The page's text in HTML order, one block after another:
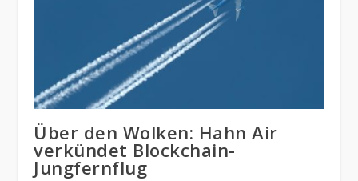
Über den Wolken: Hahn Air
verkündet Blockchain-
Jungfernflug